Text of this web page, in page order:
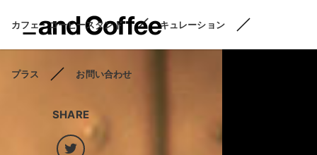
カフェ・コーヒースタンド キュレーション
プラス お問い合わせ
SHARE